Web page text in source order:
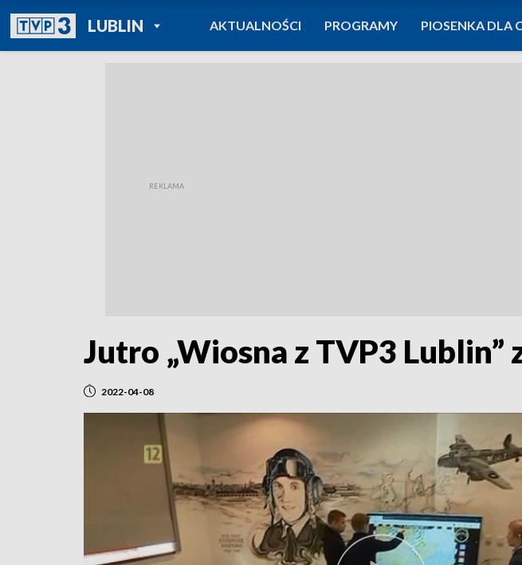
LUBLINPOWRÓT DO
TVP REGIONY
AKTUALNOŚCI PROGRAMY PIOSENKA DLA
Jutro „Wiosna z TVP3 Lublin”
2022-04-08